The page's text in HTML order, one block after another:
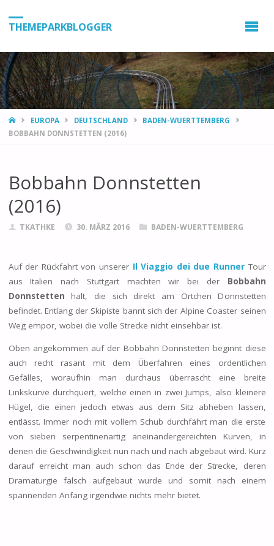
THEMEPARKBLOGGER
HOMEEUROPA DEUTSCHLAND
BADEN-WUERTTEMBERG
BOBBAHN DONNSTETTEN (2016)
Bobbahn Donnstetten
(2016)
TKATHKE 30. MÄRZ 2016 BADEN-WUERTTEMBERG
Auf der Rückfahrt von unserer Il Viaggio dei due RunnerTour
aus Italien nach Stuttgart machten wir bei der Bobbahn
Donnstetten halt, die sich direkt am Örtchen Donnstetten
befindet. Entlang der Skipiste bannt sich der Alpine Coaster seinen
Weg empor, wobei die volle Strecke nicht einsehbar ist.
Oben angekommen auf der Bobbahn Donnstetten beginnt diese
auch recht rasant mit dem Überfahren eines ordentlichen
Gefälles, woraufhin man durchaus überrascht eine breite
Linkskurve durchquert, welche einen in zwei Jumps, also kleinere
Hügel, die einen jedoch etwas aus dem Sitz abheben lassen,
entlässt. Immer noch mit vollem Schub durchfährt man die erste
von sieben serpentinenartig aneinandergereichten Kurven, in
denen die Geschwindigkeit nun nach und nach abgebaut wird. Kurz
darauf erreicht man auch schon das Ende der Strecke, deren
Dramaturgie falsch aufgebaut wurde und somit nach einem
spannenden Anfang irgendwie nichts mehr bietet.